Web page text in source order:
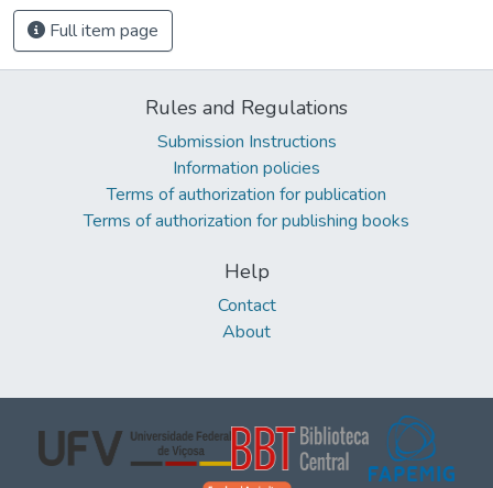
Full item page
Rules and Regulations
Submission Instructions
Information policies
Terms of authorization for publication
Terms of authorization for publishing books
Help
Contact
About